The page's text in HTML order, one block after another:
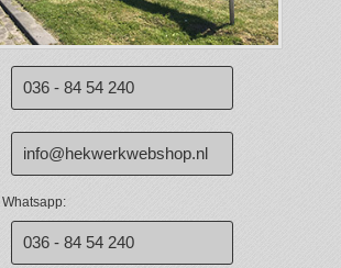
036 - 84 54 240
info@hekwerkwebshop.nl
Whatsapp:
036 - 84 54 240